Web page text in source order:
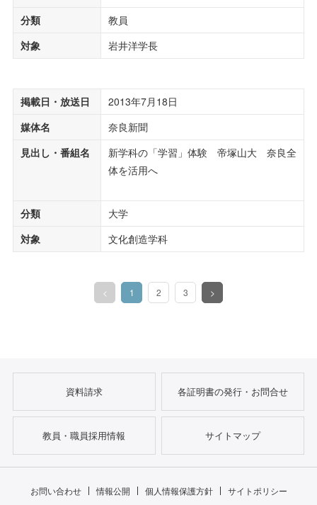
分類
教員
対象
岩井洋学長
掲載日・放送日
2013年7月18日
媒体名
奈良新聞
見出し・番組名
新学科の「学習」体験 帝塚山大 奈良全
体を活用へ
分類
大学
対象
文化創造学科
< 1
（このページ）
2 3 >
資料請求 各証明書の発行・お問合せ
教員・職員採用情報 サイトマップ
お問い合わせ 情報公開 個人情報保護方針 サイトポリシー